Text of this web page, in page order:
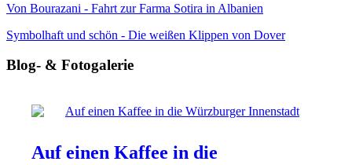
Von Bourazani - Fahrt zur Farma Sotira in Albanien
Symbolhaft und schön - Die weißen Klippen von Dover
Blog- & Fotogalerie
Auf einen Kaffee in die